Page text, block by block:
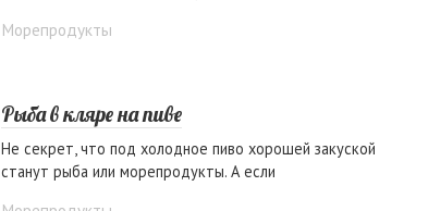
Морепродукты
Рыба в кляре на пиве
Не секрет, что под холодное пиво хорошей закуской
станут рыба или морепродукты. А если